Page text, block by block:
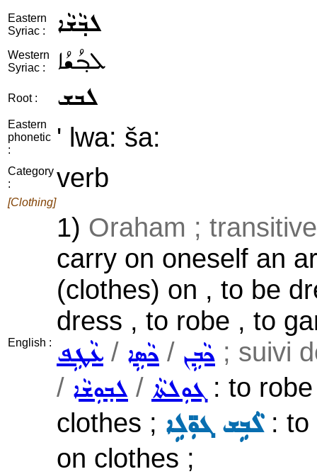
Eastern
Syriac :
ܠܒ݂ܵܫܵܐ
Western
Syriac :
ܠܒ݂ܳܫܳܐ
Root : ܠܒܫ
Eastern
phonetic
:
' lwa: ša:
Category
:
verb
[Clothing]
English :
1) Oraham ;
carry on oneself an
(clothes) on , to be
dress , to robe , to
ܥܵܛܹܦ / ܟܵܣܹܐ / ܟܵܒܹܢ ; suivi
/ ܠܒ݂ܘܼܫܵܐ / ܓܘܼܠܬܵܐ : to
clothes ; ܠܵܒܹܫ ܓܘܼ̈ܠܹܐ: to
on clothes ;